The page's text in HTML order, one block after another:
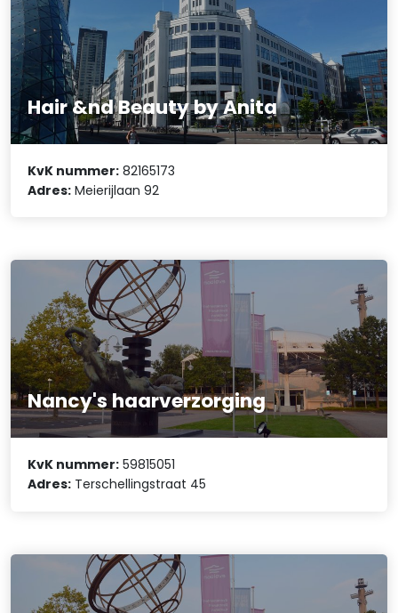
Hair &nd Beauty by Anita
KvK nummer: 82165173
Adres: Meierijlaan 92
Nancy's haarverzorging
KvK nummer: 59815051
Adres: Terschellingstraat 45